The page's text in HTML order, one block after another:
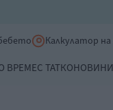
Калкулатор
ВРЕМЕС ТАТКОНОВИНИ